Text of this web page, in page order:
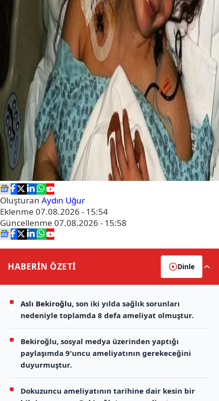
Oluşturan Aydın Uğur
Eklenme 07.08.2026 - 15:54
Güncellenme 07.08.2026 - 15:58
HABERİN ÖZETİ Dinle
Aslı Bekiroğlu, son iki yılda sağlık sorunları
nedeniyle toplamda 8 defa ameliyat olmuştur.
Bekiroğlu, sosyal medya üzerinden yaptığı
paylaşımda 9'uncu ameliyatının gerekeceğini
duyurmuştur.
Dokuzuncu ameliyatının tarihine dair kesin bir